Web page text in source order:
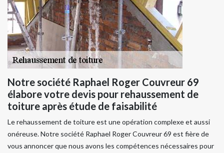
Notre société Raphael Roger Couvreur 69
élabore votre devis pour rehaussement de
toiture après étude de faisabilité
Le rehaussement de toiture est une opération complexe et aussi
onéreuse. Notre société Raphael Roger Couvreur 69 est fière de
vous annoncer que nous avons les compétences nécessaires pour